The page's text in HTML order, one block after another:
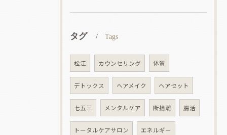
タグ Tags
松江 カウンセリング 体質
デトックス ヘアメイク ヘアセット
七五三 メンタルケア 断捨離 腸活
トータルケアサロン エネルギー